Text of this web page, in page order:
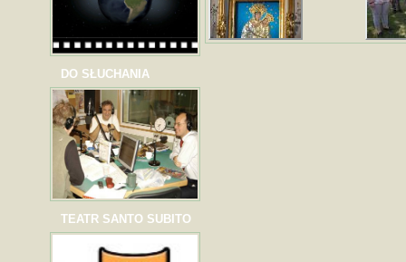
DO SŁUCHANIA
TEATR SANTO SUBITO